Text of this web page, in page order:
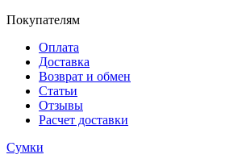
Покупателям
Оплата
Доставка
Возврат и обмен
Статьи
Отзывы
Расчет доставки
Сумки